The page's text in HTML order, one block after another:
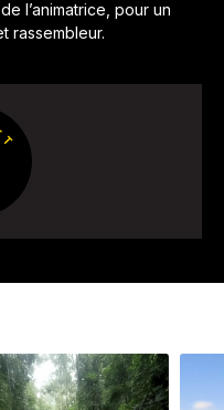
l’animatrice, pour un
rassembleur.